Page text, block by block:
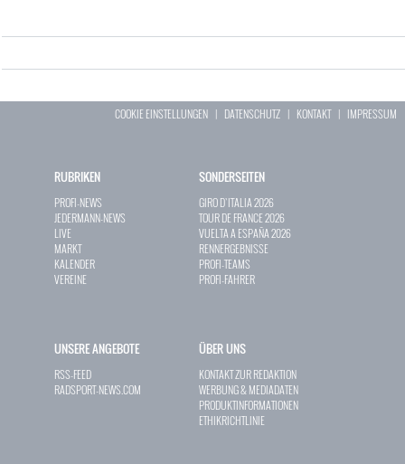
COOKIE EINSTELLUNGEN | DATENSCHUTZ | KONTAKT| IMPRESSUM
RUBRIKEN
PROFI-NEWS
JEDERMANN-NEWS
LIVE
MARKT
KALENDER
VEREINE
SONDERSEITEN
GIRO D`ITALIA 2026
TOUR DE FRANCE 2026
VUELTA A ESPAÑA 2026
RENNERGEBNISSE
PROFI-TEAMS
PROFI-FAHRER
UNSERE ANGEBOTE
RSS-FEED
RADSPORT-NEWS.COM
ÜBER UNS
KONTAKT ZUR REDAKTION
WERBUNG & MEDIADATEN
PRODUKTINFORMATIONEN
ETHIKRICHTLINIE